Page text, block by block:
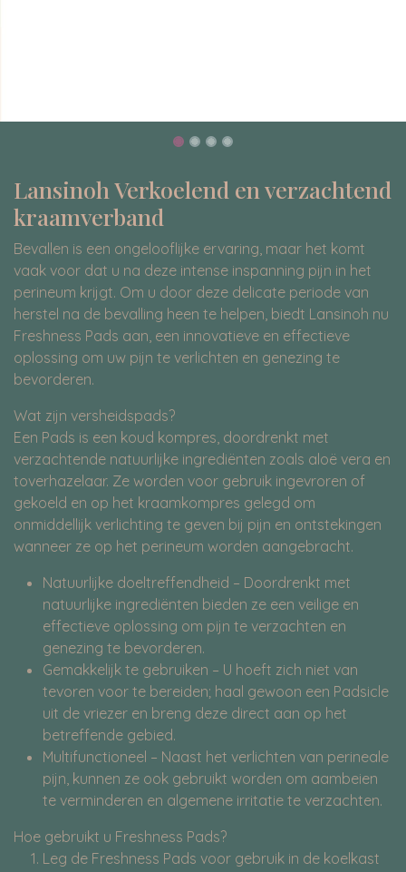
Lansinoh Verkoelend en verzachtend
kraamverband
Bevallen is een ongelooflijke ervaring, maar het komt
vaak voor dat u na deze intense inspanning pijn in het
perineum krijgt. Om u door deze delicate periode van
herstel na de bevalling heen te helpen, biedt Lansinoh nu
Freshness Pads aan, een innovatieve en effectieve
oplossing om uw pijn te verlichten en genezing te
bevorderen.
Wat zijn versheidspads?
Een Pads is een koud kompres, doordrenkt met
verzachtende natuurlijke ingrediënten zoals aloë vera en
toverhazelaar. Ze worden voor gebruik ingevroren of
gekoeld en op het kraamkompres gelegd om
onmiddellijk verlichting te geven bij pijn en ontstekingen
wanneer ze op het perineum worden aangebracht.
Natuurlijke doeltreffendheid – Doordrenkt met
natuurlijke ingrediënten bieden ze een veilige en
effectieve oplossing om pijn te verzachten en
genezing te bevorderen.
Gemakkelijk te gebruiken – U hoeft zich niet van
tevoren voor te bereiden; haal gewoon een Padsicle
uit de vriezer en breng deze direct aan op het
betreffende gebied.
Multifunctioneel – Naast het verlichten van perineale
pijn, kunnen ze ook gebruikt worden om aambeien
te verminderen en algemene irritatie te verzachten.
Hoe gebruikt u Freshness Pads?
Leg de Freshness Pads voor gebruik in de koelkast